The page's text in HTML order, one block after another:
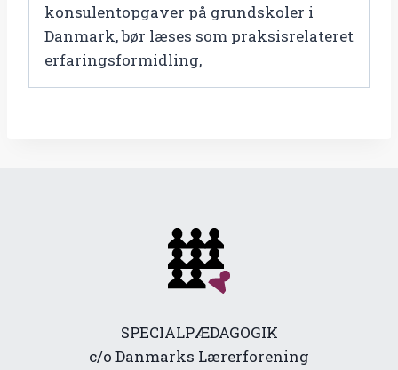
konsulentopgaver på grundskoler i
Danmark, bør læses som praksisrelateret
erfaringsformidling,
SPECIALPÆDAGOGIK
c/o Danmarks Lærerforening